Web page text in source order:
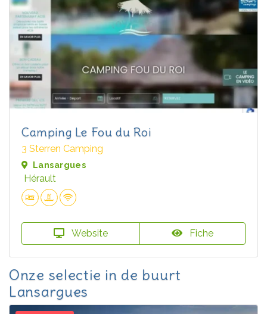
Camping Le Fou du Roi
3 Sterren Camping
Lansargues
Hérault
Website Fiche
Onze selectie in de buurt
Lansargues